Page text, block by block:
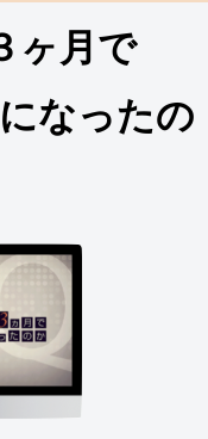
ヶ月で
なったの